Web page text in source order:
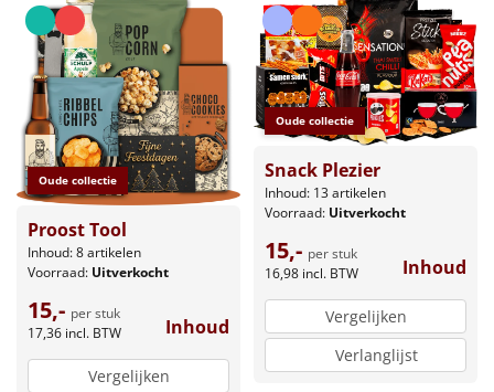
Oude collectie
Proost Tool
Inhoud: 8 artikelen
Voorraad: Uitverkocht
15,- per stuk
17,36 incl. BTW Inhoud
Vergelijken
Oude collectie
Snack Plezier
Inhoud: 13 artikelen
Voorraad: Uitverkocht
15,- per stuk
16,98 incl. BTW Inhoud
Vergelijken
Verlanglijst